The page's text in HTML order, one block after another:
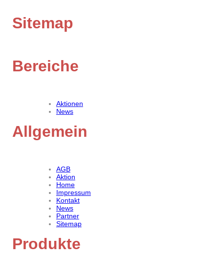
Sitemap
Bereiche
Aktionen
News
Allgemein
AGB
Aktion
Home
Impressum
Kontakt
News
Partner
Sitemap
Produkte